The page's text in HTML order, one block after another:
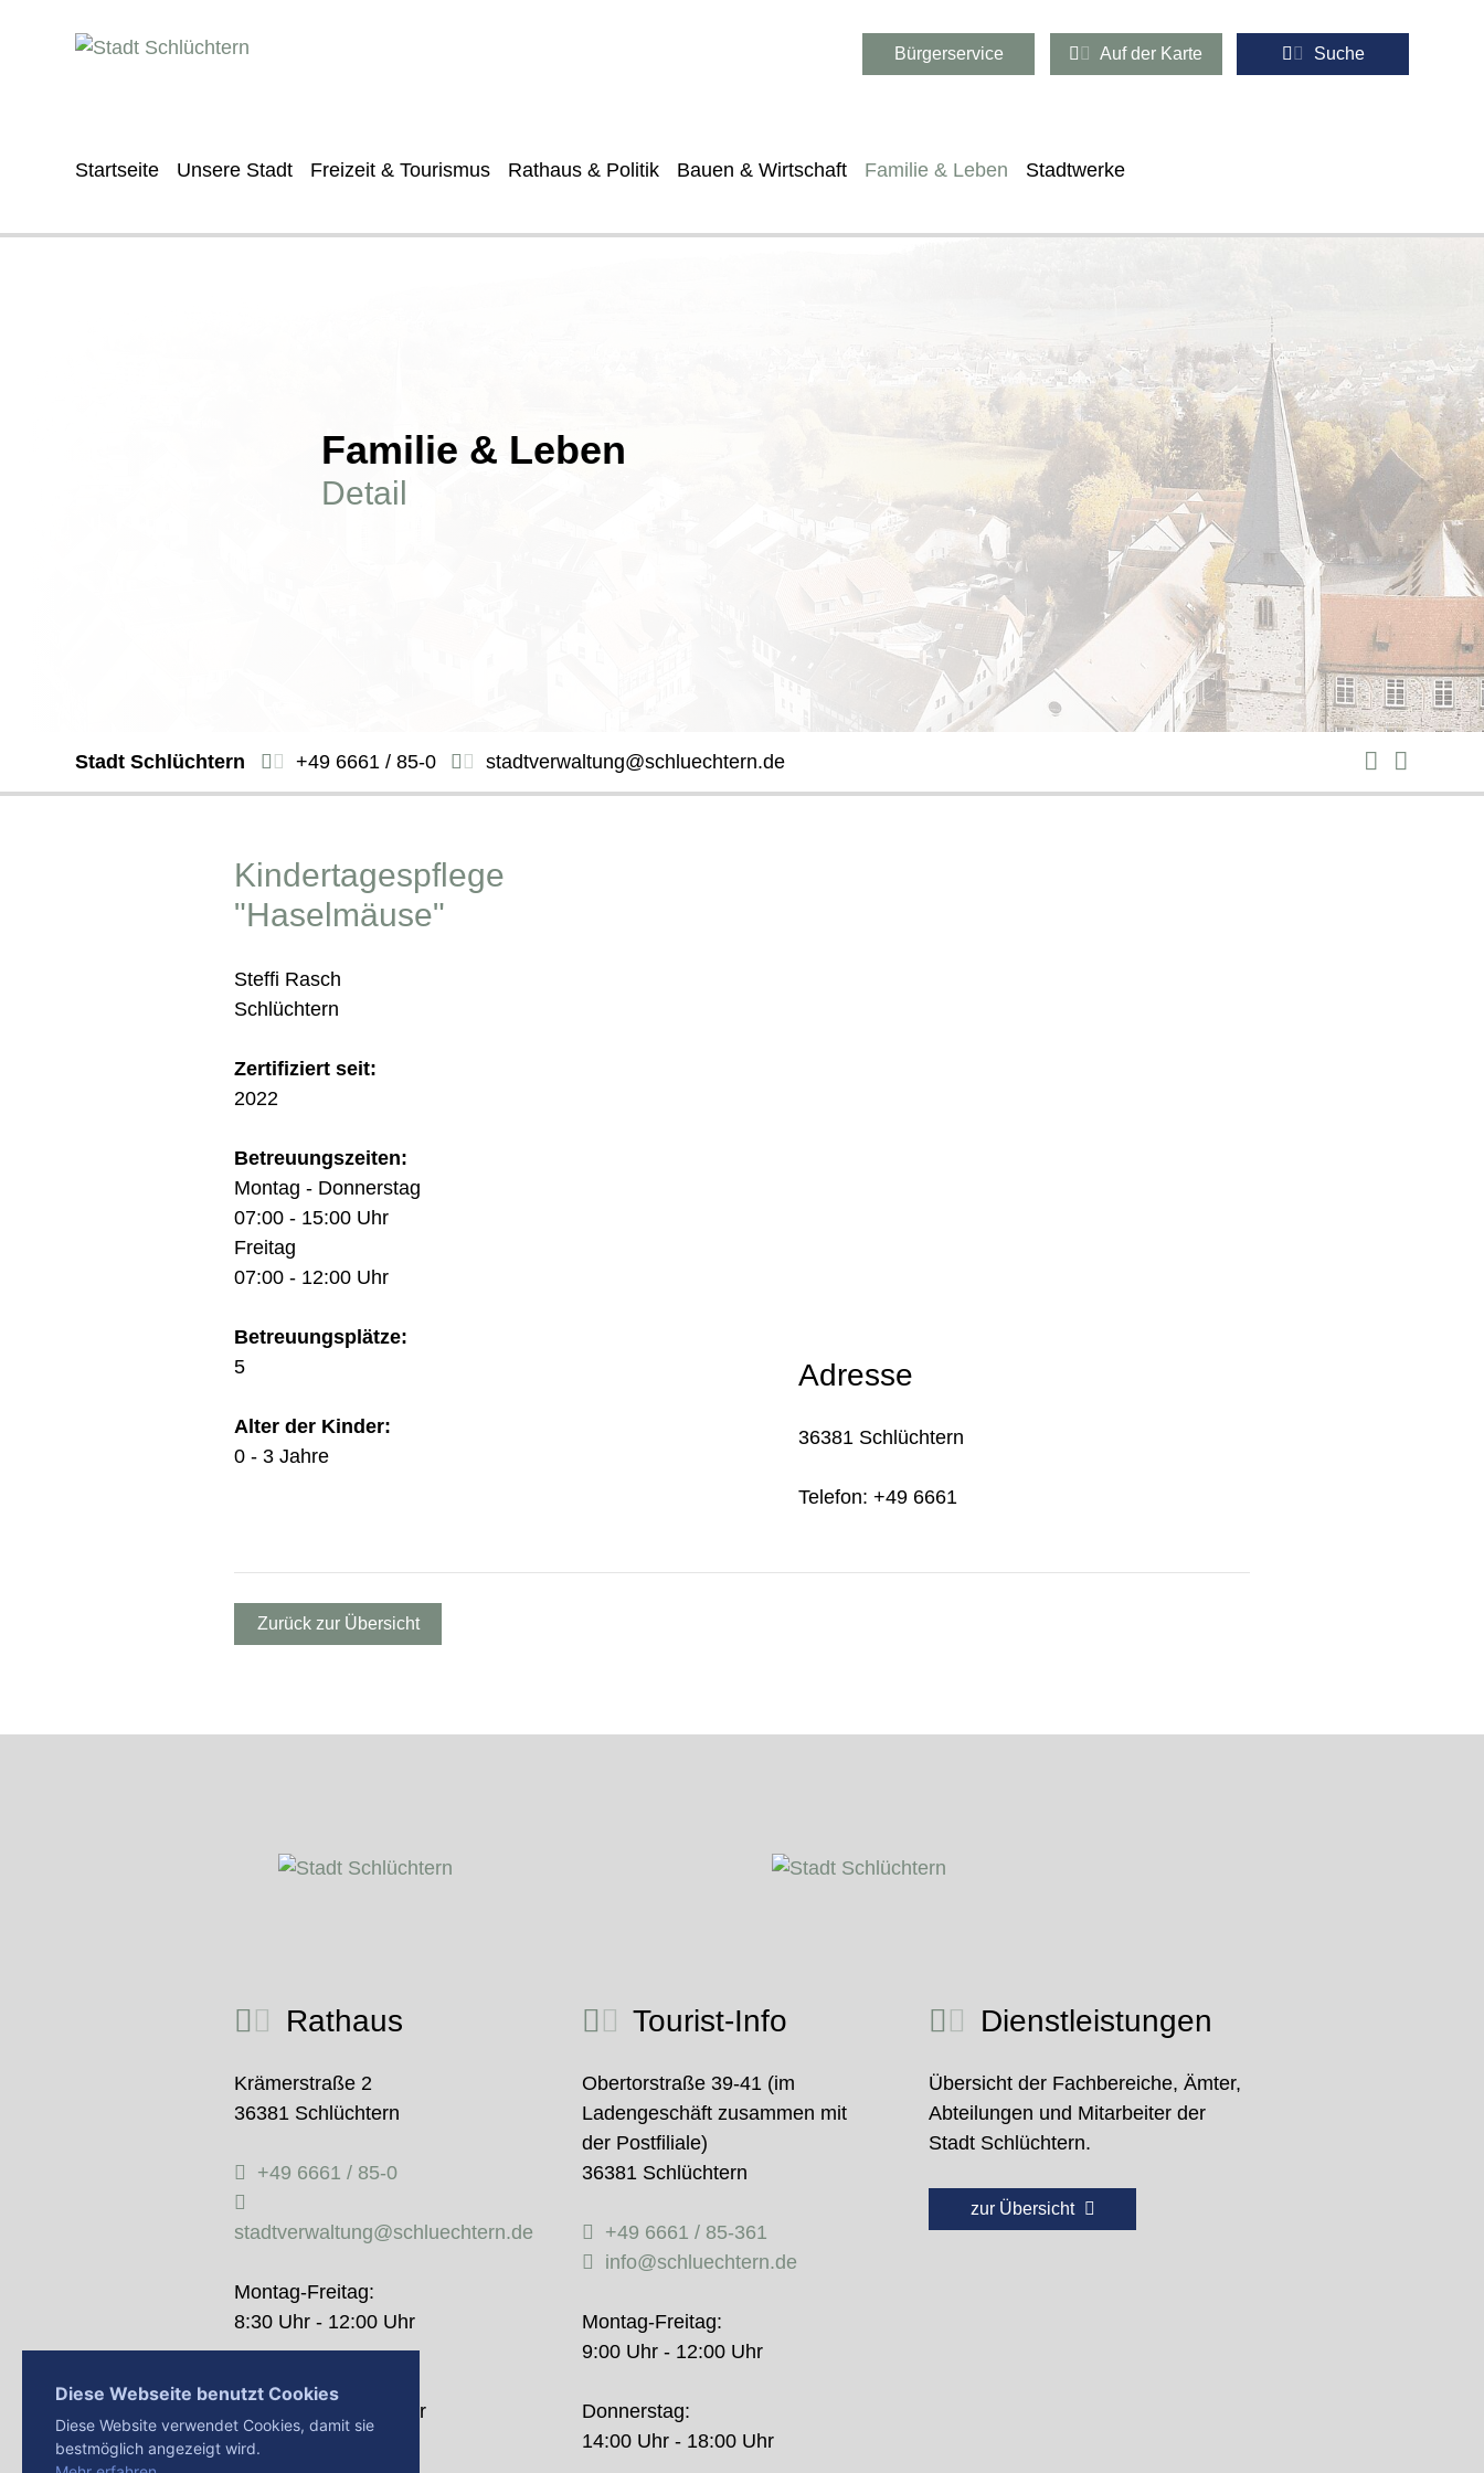
Bürgerservice Auf der Karte Suche
Startseite Unsere Stadt Freizeit & Tourismus Rathaus & Politik Bauen & Wirtschaft Familie & Leben Stadtwerke
Familie & Leben
Detail
Stadt Schlüchtern +49 6661 / 85-0 stadtverwaltung@schluechtern.de
Kindertagespflege
"Haselmäuse"
Steffi Rasch
Schlüchtern
Zertifiziert seit:
2022
Betreuungszeiten:
Montag - Donnerstag
07:00 - 15:00 Uhr
Freitag
07:00 - 12:00 Uhr
Betreuungsplätze:
5
Alter der Kinder:
0 - 3 Jahre
Adresse
36381 Schlüchtern
Telefon: +49 6661
Zurück zur Übersicht
Rathaus
Krämerstraße 2
36381 Schlüchtern
+49 6661 / 85-0
stadtverwaltung@schluechtern.de
Montag-Freitag:
8:30 Uhr - 12:00 Uhr
Donnerstag:
14:00 Uhr - 18:00 Uhr
Tourist-Info
Obertorstraße 39-41 (im
Ladengeschäft zusammen mit
der Postfiliale)
36381 Schlüchtern
+49 6661 / 85-361
info@schluechtern.de
Montag-Freitag:
9:00 Uhr - 12:00 Uhr
Donnerstag:
14:00 Uhr - 18:00 Uhr
Dienstleistungen
Übersicht der Fachbereiche, Ämter,
Abteilungen und Mitarbeiter der
Stadt Schlüchtern.
zur Übersicht
Diese Webseite benutzt Cookies
Diese Website verwendet Cookies, damit sie
bestmöglich angezeigt wird.